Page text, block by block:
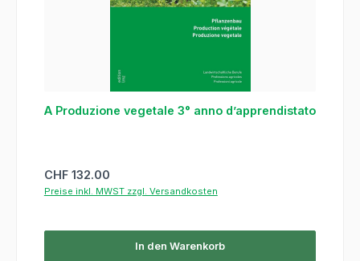
A Produzione vegetale 3° anno d’apprendistato
Regulärer Preis:
CHF 132.00
Preise inkl. MWST zzgl. Versandkosten
In den Warenkorb